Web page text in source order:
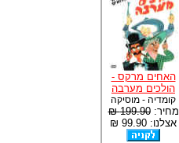
האחים מרקס -
הולכים מערבה
קומדיה - מוסיקה
מחיר:199.90 ₪
אצלנו: 99.90 ₪